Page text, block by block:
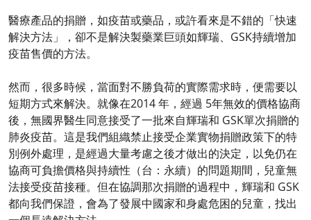
醫療產品的捐贈，如疫苗或藥品，或許看來是不錯的「快速
解決方法」，卻不是解決製藥業巨頭如輝瑞、GSK持續增加
疫苗售價的方法。
然而，很多時候，當面對不勝負荷的實際需求時，便需要以
短期方式來解決。就像在2014 年，經過 5年無效的價格協商
後，無國界醫生同意接受了一批來自輝瑞和 GSK單次捐贈的
肺炎疫苗。這是我們組織禁止接受企業實物捐贈政策下的特
別例外處理，是經過大量考慮之後才做出的決定，以免仍在
協商可負擔價格與持續性（台：永續）的問題期間，兒童無
法接受疫苗接種。但在協調那次捐贈的過程中，輝瑞和 GSK
都向我們保證，會為了發展中國家和身處危困的兒童，找出